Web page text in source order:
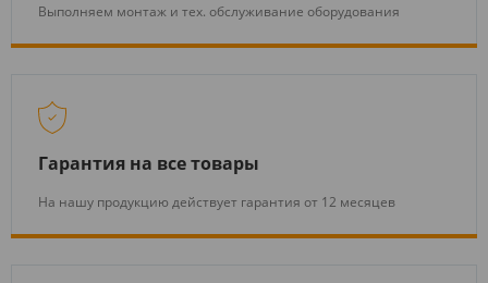
Выполняем монтаж и тех. обслуживание оборудования
Гарантия на все товары
На нашу продукцию действует гарантия от 12 месяцев